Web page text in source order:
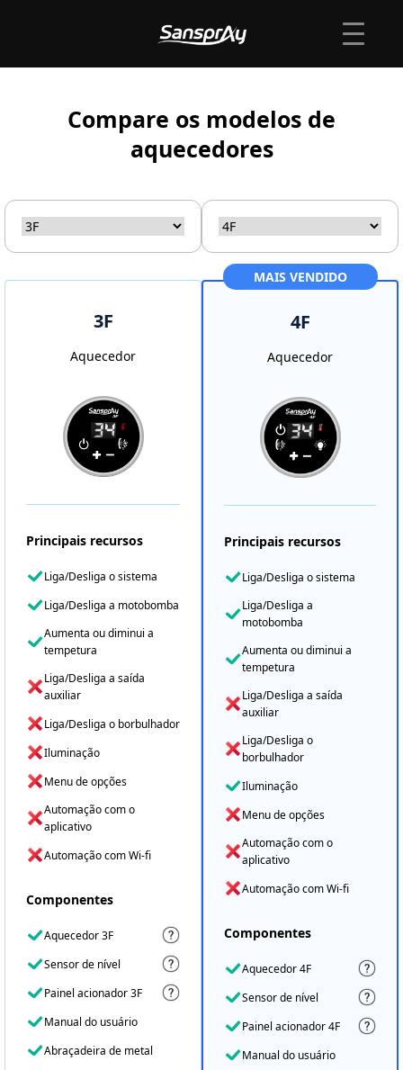
Compare os modelos de
aquecedores
3F
Aquecedor
Principais recursos
Liga/Desliga o sistema
Liga/Desliga a motobomba
Aumenta ou diminui a
tempetura
Liga/Desliga a saída
auxiliar
Liga/Desliga o borbulhador
Iluminação
Menu de opções
Automação com o
aplicativo
Automação com Wi-fi
Componentes
Aquecedor 3F
Sensor de nível
Painel acionador 3F
Manual do usuário
Abraçadeira de metal
MAIS VENDIDO
4F
Aquecedor
Principais recursos
Liga/Desliga o sistema
Liga/Desliga a
motobomba
Aumenta ou diminui a
tempetura
Liga/Desliga a saída
auxiliar
Liga/Desliga o
borbulhador
Iluminação
Menu de opções
Automação com o
aplicativo
Automação com Wi-fi
Componentes
Aquecedor 4F
Sensor de nível
Painel acionador 4F
Manual do usuário